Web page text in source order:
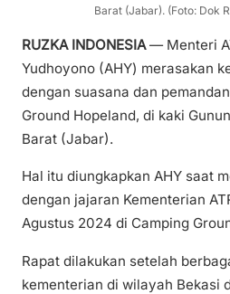
Barat (Jabar). (Foto: Dok
RUZKA INDONESIA— Menteri
Yudhoyono (AHY) merasakan
dengan suasana dan
Ground Hopeland, di kaki
Barat (Jabar).
Hal itu diungkapkan AHY saat
dengan jajaran Kementerian
Agustus 2024 di Camping
Rapat dilakukan setelah
kementerian di wilayah Bekasi